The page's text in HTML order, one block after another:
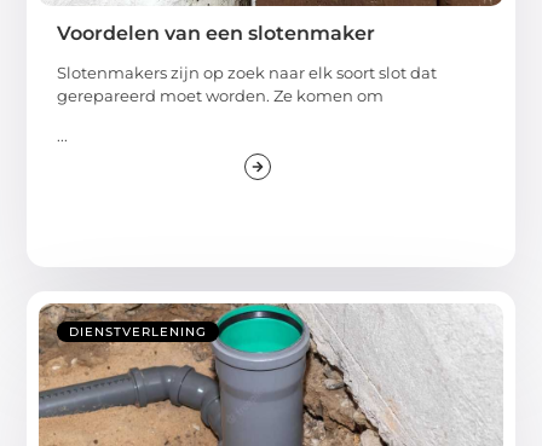
Voordelen van een slotenmaker
Slotenmakers zijn op zoek naar elk soort slot dat
gerepareerd moet worden. Ze komen om
...
DIENSTVERLENING